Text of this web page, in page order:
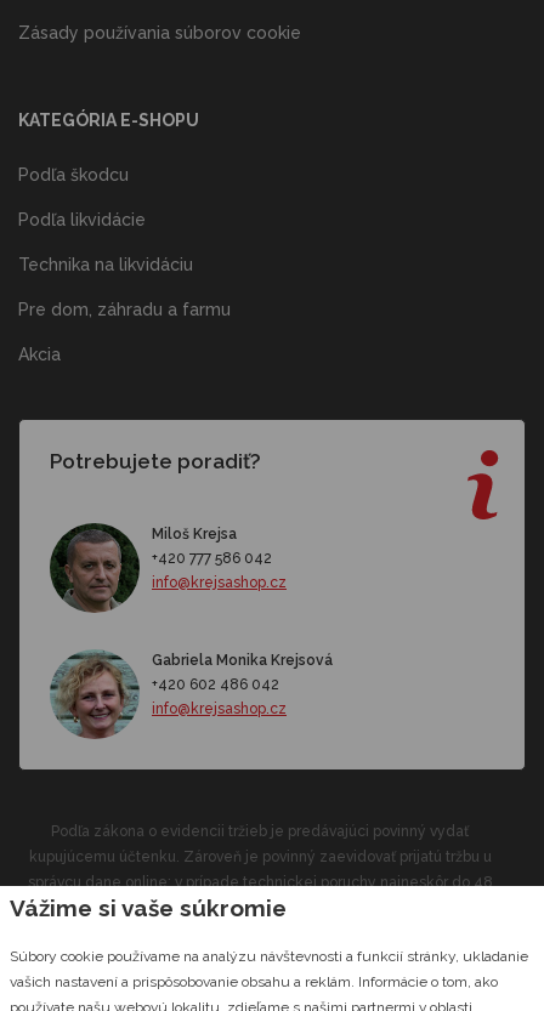
Zásady používania súborov cookie
KATEGÓRIA E-SHOPU
Podľa škodcu
Podľa likvidácie
Technika na likvidáciu
Pre dom, záhradu a farmu
Akcia
Potrebujete poradiť?
Miloš Krejsa
+420 777 586 042
info@krejsashop.cz
Gabriela Monika Krejsová
+420 602 486 042
info@krejsashop.cz
Podľa zákona o evidencii tržieb je predávajúci povinný vydať
kupujúcemu účtenku. Zároveň je povinný zaevidovať prijatú tržbu u
správcu dane online; v prípade technickej poruchy najneskôr do 48
hodín.
© 2026 Krejsashop.cz Vyrobilo štúdio
Vážime si vaše súkromie
Súbory cookie používame na analýzu návštevnosti a funkcií stránky, ukladanie
vašich nastavení a prispôsobovanie obsahu a reklám. Informácie o tom, ako
používate našu webovú lokalitu, zdieľame s našimi partnermi v oblasti